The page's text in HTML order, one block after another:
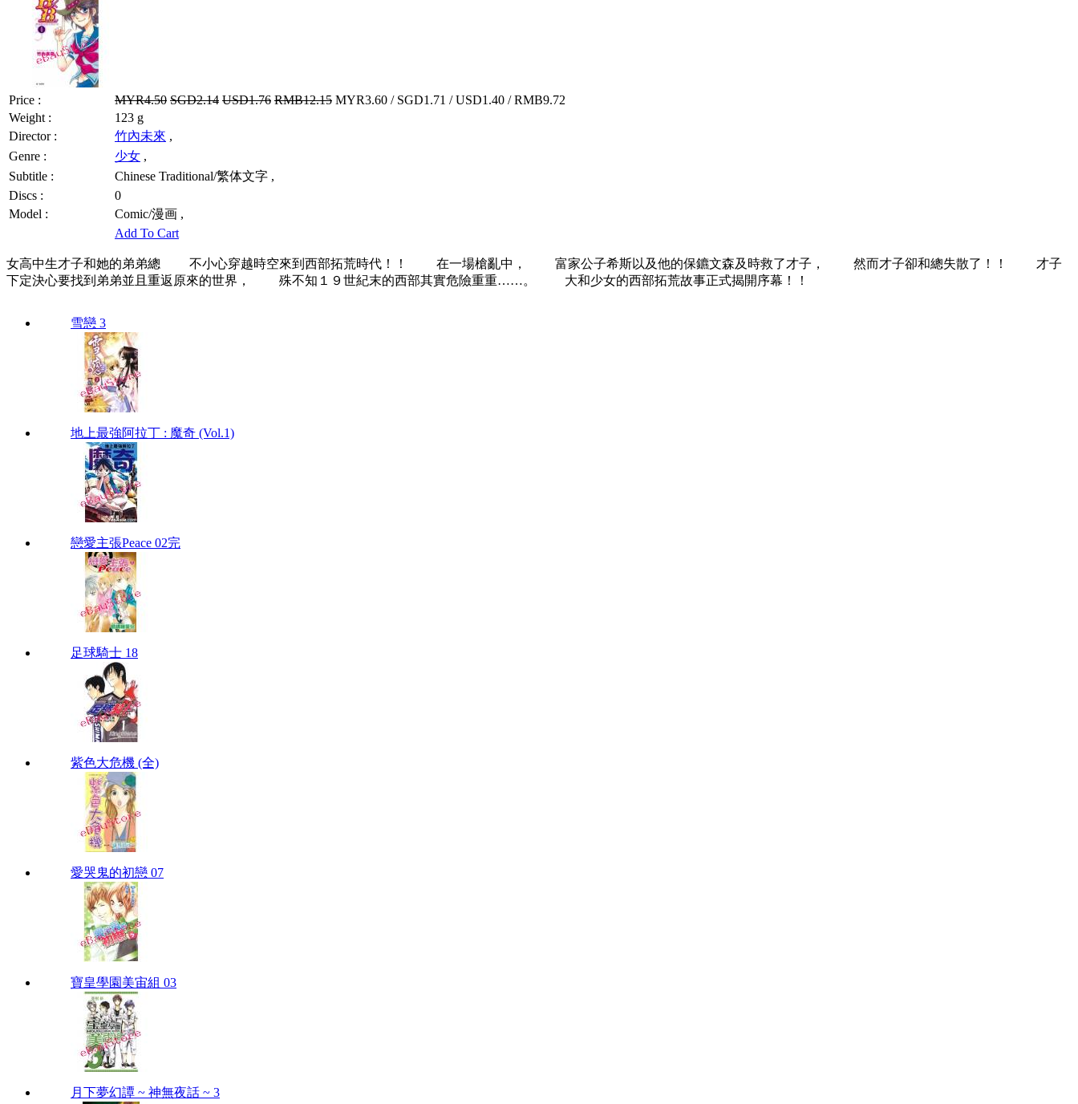
Price : MYR4.50 SGD2.14 USD1.76 RMB12.15 MYR3.60 / SGD1.71 / USD1.40 / RMB9.72
Weight :
123 g
Director :
竹內未來 ,
Genre :
少女 ,
Subtitle :
Chinese Traditional/繁体文字 ,
Discs :
0
Model :
Comic/漫画 ,
Add To Cart
女高中生才子和她的弟弟總 不小心穿越時空來到西部拓荒時代！！ 在一場槍亂中， 富家公子希斯以及他的保鑣文森及時救了才子， 然而才子卻和總失散了！！ 才子
下定決心要找到弟弟並且重返原來的世界， 殊不知１９世紀末的西部其實危險重重……。 大和少女的西部拓荒故事正式揭開序幕！！
雪戀 3
地上最強阿拉丁 : 魔奇 (Vol.1)
戀愛主張Peace 02完
足球騎士 18
紫色大危機 (全)
愛哭鬼的初戀 07
寶皇學園美宙組 03
月下夢幻譚 ~ 神無夜話 ~ 3